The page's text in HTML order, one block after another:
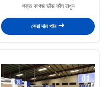
শক্ত কাগজ ভাঁজ ফাঁস রাখুন
সেরা দাম পান